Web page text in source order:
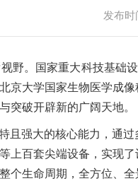
发布时
野。国家重大科技基
京大学国家生物医学成
突破开辟新的广阔天地。
且强大的核心能力，通
上百套尖端设备，实现
个生命周期，全方位、全